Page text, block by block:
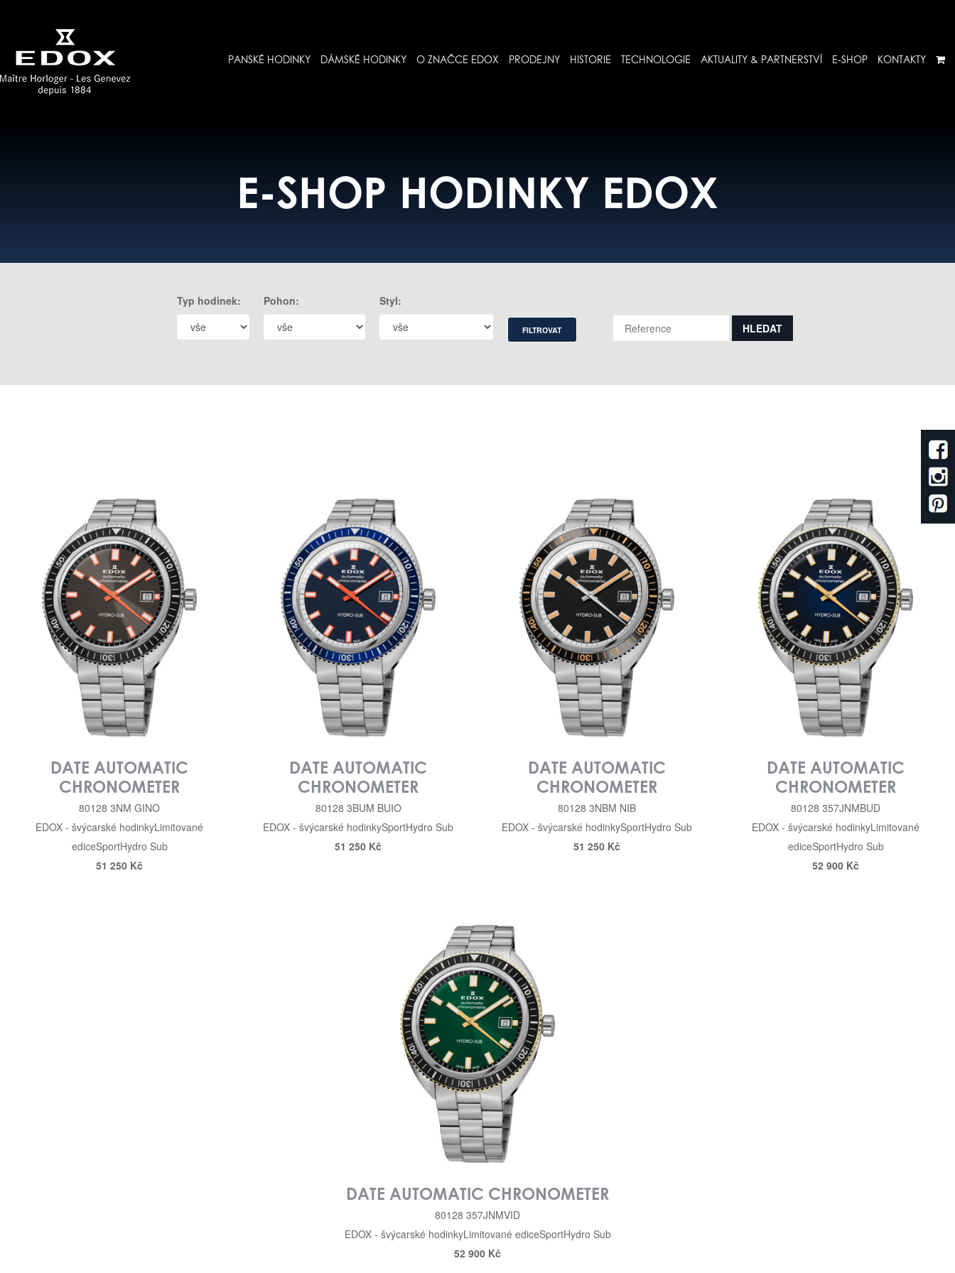
PANSKÉ HODINKY DÁMSKÉ HODINKY O ZNAČCE EDOX PRODEJNY HISTORIE TECHNOLOGIE AKTUALITY & PARTNERSTVÍ E-SHOP KONTAKTY
E-SHOP HODINKY EDOX
Typ hodinek: Pohon: Styl:
FILTROVAT
DATE AUTOMATIC
CHRONOMETER
80128 3NM GINO
EDOX - švýcarské hodinkyLimitované
ediceSportHydro Sub
51 250 Kč
DATE AUTOMATIC
CHRONOMETER
80128 3BUM BUIO
EDOX - švýcarské hodinkySportHydro Sub
51 250 Kč
DATE AUTOMATIC
CHRONOMETER
80128 3NBM NIB
EDOX - švýcarské hodinkySportHydro Sub
51 250 Kč
DATE AUTOMATIC
CHRONOMETER
80128 357JNMBUD
EDOX - švýcarské hodinkyLimitované
ediceSportHydro Sub
52 900 Kč
DATE AUTOMATIC CHRONOMETER
80128 357JNMVID
EDOX - švýcarské hodinkyLimitované ediceSportHydro Sub
52 900 Kč